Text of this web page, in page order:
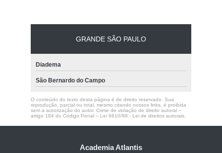
GRANDE SÃO PAULO
Diadema
São Bernardo do Campo
O conteúdo do texto desta página é de direito reservado. Sua
reprodução, parcial ou total, mesmo citando nossos links, é proibida
sem a autorização do autor. Crime de violação de direito autoral –
artigo 184 do Código Penal – Lei 9610/98 - Lei de direitos autorais.
Academia Atlantis